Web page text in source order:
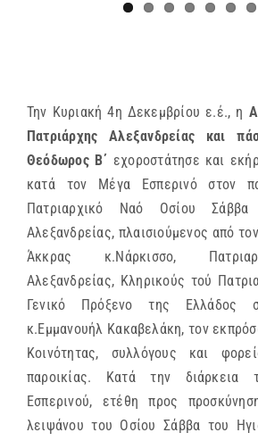
Την Κυριακή 4η Δεκεμβρίου ε.έ., η
Πατριάρχης Αλεξανδρείας και
Θεόδωρος Β΄ εχοροστάτησε και
κατά τον Μέγα Εσπερινό στον
Πατριαρχικό Ναό Οσίου Σάββα
Αλεξανδρείας, πλαισιούμενος από
Άκκρας κ.Νάρκισσο,
Αλεξανδρείας, Κληρικούς τού
Γενικό Πρόξενο της Ελλάδος
κ.Εμμανουήλ Κακαβελάκη, τον
Κοινότητας, συλλόγους και
παροικίας. Κατά την διάρκεια
Εσπερινού, ετέθη προς
λειψάνου του Οσίου Σάββα του